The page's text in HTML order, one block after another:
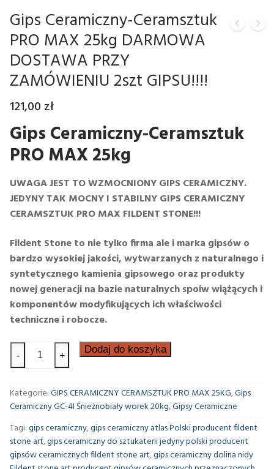
Mączka Dolomitowa 10kg
Mączka Dolomitowa 25 kg
Mączka Dolomitowa 50 kg
Mączka Dolomitowa 100 kg
Gips Ceramiczny-Ceramsztuk
PRO MAX 25kg DARMOWA
DOSTAWA PRZY
ZAMÓWIENIU 2szt GIPSU!!!!
121,00 zł
Gips Ceramiczny-Ceramsztuk
PRO MAX 25kg
UWAGA JEST TO WZMOCNIONY GIPS CERAMICZNY.
JEDYNY TAK MOCNY I STABILNY GIPS CERAMICZNY
CERAMSZTUK PRO MAX FILDENT STONE!!!
Fildent Stone to nie tylko firma ale i marka gipsów o
bardzo wysokiej jakości, wytwarzanych z naturalnego i
syntetycznego kamienia gipsowego oraz produkty
nowej generacji na bazie naturalnych spoiw wiążących i
komponentów modyfikujących ich właściwości
techniczne i robocze.
- + Dodaj do koszyka
Kategorie:GIPS CERAMICZNY CERAMSZTUK PRO MAX 25KG,Gips
Ceramiczny GC-4I Śnieżnobiały worek 20kg,Gipsy Ceramiczne
Tagi:gips ceramiczny,gips ceramiczny atlas Polski producent fildent
stone art,gips ceramiczny do sztukaterii jedyny polski producent
gipsów ceramicznych fildent stone art,gips ceramiczny dolina nidy